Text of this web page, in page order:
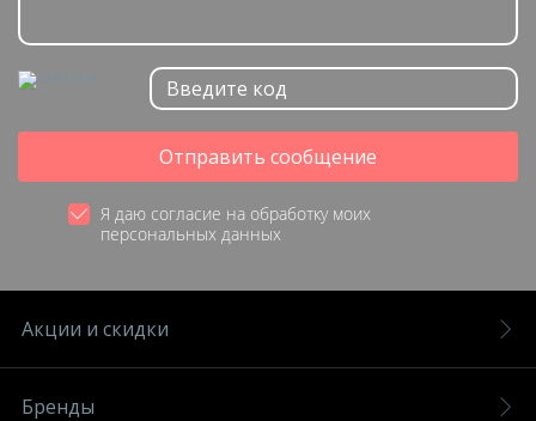
Отправить сообщение
Я даю согласие на обработку моих
персональных данных
Акции и скидки
Бренды